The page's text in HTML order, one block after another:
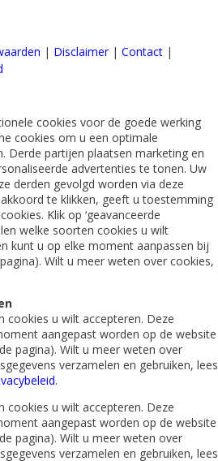
| Disclaimer | Contact |
cookies voor de goede werking
cookies om u een optimale
Derde partijen plaatsen marketing en
advertenties te tonen. Uw
derden gevolgd worden via deze
te klikken, geeft u toestemming
Klik op ‘geavanceerde
welke soorten cookies u wilt
kunt u op elke moment aanpassen bij
Wilt u meer weten over cookies,
cookies u wilt accepteren. Deze
aangepast worden op de website
pagina). Wilt u meer weten over
verzamelen en gebruiken, lees
.
cookies u wilt accepteren. Deze
aangepast worden op de website
pagina). Wilt u meer weten over
verzamelen en gebruiken, lees